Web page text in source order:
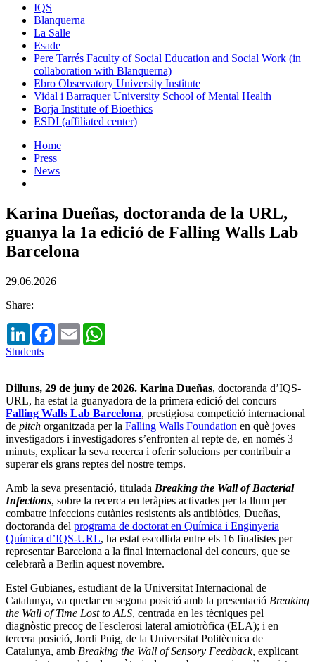
IQS
Blanquerna
La Salle
Esade
Pere Tarrés Faculty of Social Education and Social Work (in
collaboration with Blanquerna)
Ebro Observatory University Institute
Vidal i Barraquer University School of Mental Health
Borja Institute of Bioethics
ESDI (affiliated center)
Home
Press
News
Karina Dueñas, doctoranda de la URL,
guanya la 1a edició de Falling Walls Lab
Barcelona
29.06.2026
Share:
LinkedInFacebook
Email
Students
Dilluns, 29 de juny de 2026. Karina Dueñas, doctoranda d’IQS-
URL, ha estat la guanyadora de la primera edició del concurs
Falling Walls Lab Barcelona, prestigiosa competició internacional
de pitch organitzada per la Falling Walls Foundation en què joves
investigadors i investigadores s’enfronten al repte de, en només 3
minuts, explicar la seva recerca i oferir solucions per contribuir a
superar els grans reptes del nostre temps.
Amb la seva presentació, titulada Breaking the Wall of Bacterial
Infections, sobre la recerca en teràpies activades per la llum per
combatre infeccions cutànies resistents als antibiòtics, Dueñas,
doctoranda del programa de doctorat en Química i Enginyeria
Química d’IQS-URL, ha estat escollida entre els 16 finalistes per
representar Barcelona a la final internacional del concurs, que se
celebrarà a Berlin aquest novembre.
Estel Gubianes, estudiant de la Universitat Internacional de
Catalunya, va quedar en segona posició amb la presentació Breaking
the Wall of Time Lost to ALS, centrada en les tècniques pel
diagnòstic precoç de l'esclerosi lateral amiotròfica (ELA); i en
tercera posició, Jordi Puig, de la Universitat Politècnica de
Catalunya, amb Breaking the Wall of Sensory Feedback, explicant